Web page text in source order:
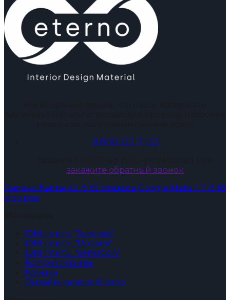
8 800 222-71-53
закажите обратный звонок
Яндекс Карты 4.5 /5 65 отзывов Google Maps 4.7 /5 18
отзывов
IDM-плиты "Synchro"
IDM-плиты "Unitone"
IDM-плиты "Sensation"
Kompakt-плиты
Кромка
Онлайн-каталог Eterno